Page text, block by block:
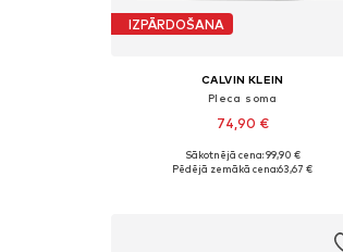
IZPĀRDOŠANA
CALVIN KLEIN
Pleca soma
74,90 €
Pieejamie izmēri: One Size
Sākotnējā cena: 99,90 €
Pēdējā zemākā cena:63,67 €